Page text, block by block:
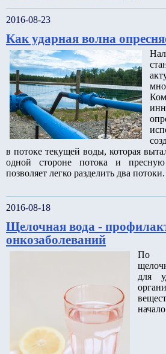
2016-08-23
Как ударная волна
в потоке текущей воды, которая
одной стороне потока и
позволяет легко разделить два потоки.
2016-08-18
Щелочная вода -
онкозаболеваний
По
для